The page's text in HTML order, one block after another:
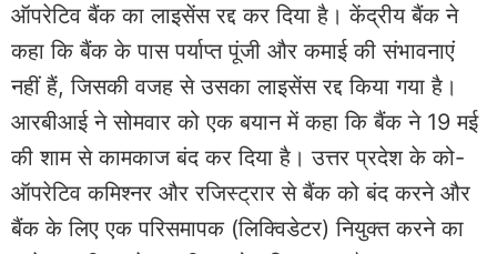
ऑपरेटिव बैंक का लाइसेंस रद्द कर दिया है। केंद्रीय बैंक ने
कहा कि बैंक के पास पर्याप्त पूंजी और कमाई की संभावनाएं
नहीं हैं, जिसकी वजह से उसका लाइसेंस रद्द किया गया है।
आरबीआई ने सोमवार को एक बयान में कहा कि बैंक ने 19 मई
की शाम से कामकाज बंद कर दिया है। उत्तर प्रदेश के को-
ऑपरेटिव कमिश्नर और रजिस्ट्रार से बैंक को बंद करने और
बैंक के लिए एक परिसमापक (लिक्विडेटर) नियुक्त करने का